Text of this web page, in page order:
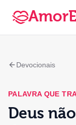
Devocionais
PALAVRA QUE
Deus